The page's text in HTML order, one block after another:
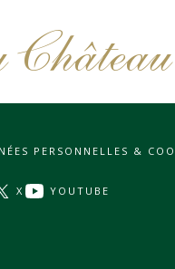
PERSONNELLES &
X YOUTUBE